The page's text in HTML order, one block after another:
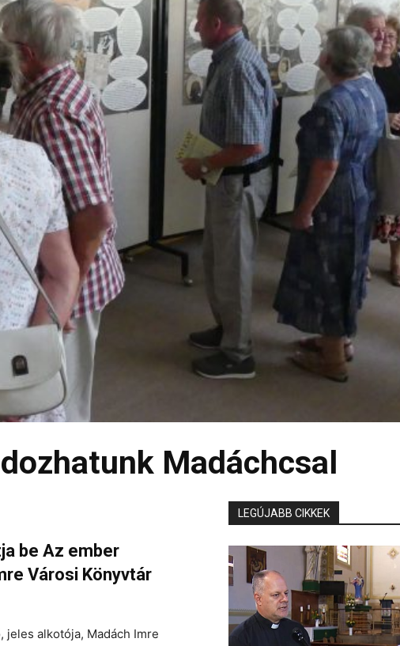
Madáchcsal
be Az ember
Városi Könyvtár
jeles alkotója, Madách Imre
LEGÚJABB CIKKEK